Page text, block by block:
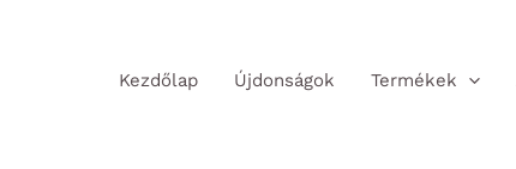
Kezdőlap Újdonságok Termékek